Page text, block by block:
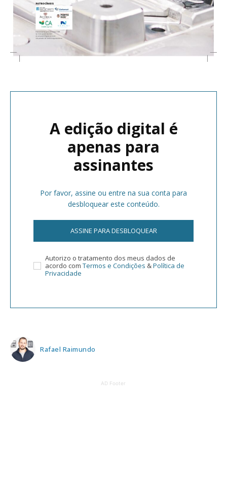
A edição digital é
apenas para
assinantes
Por favor, assine ou entre na sua conta para
desbloquear este conteúdo.
ASSINE PARA DESBLOQUEAR
Autorizo o tratamento dos meus dados de
acordo com Termos e Condições &Política de
Privacidade
Rafael Raimundo
AD Footer